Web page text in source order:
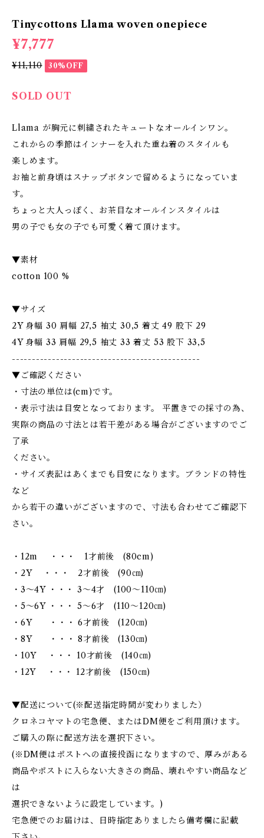
Tinycottons Llama woven onepiece
¥7,777
¥11,110 30%OFF
SOLD OUT
Llama が胸元に刺繍されたキュートなオールインワン。
これからの季節はインナーを入れた重ね着のスタイルも
楽しめます。
お袖と前身頃はスナップボタンで留めるようになっていま
す。
ちょっと大人っぽく、お茶目なオールインスタイルは
男の子でも女の子でも可愛く着て頂けます。
▼素材
cotton 100 %
▼サイズ
2Y 身幅 30 肩幅 27,5 袖丈 30,5 着丈 49 股下 29
4Y 身幅 33 肩幅 29,5 袖丈 33 着丈 53 股下 33,5
-----------------------------------------------
▼ご確認ください
・寸法の単位は(cm)です。
・表示寸法は目安となっております。 平置きでの採寸の為、
実際の商品の寸法とは若干差がある場合がございますのでご
了承
ください。
・サイズ表記はあくまでも目安になります。ブランドの特性
など
から若干の違いがございますので、寸法も合わせてご確認下
さい。
・12m ・・・ 1才前後 (80cm)
・2Y ・・・ 2才前後 (90㎝)
・3～4Y ・・・ 3～4才 (100～110㎝)
・5～6Y ・・・ 5～6才 (110～120㎝)
・6Y ・・・ 6才前後 (120㎝)
・8Y ・・・ 8才前後 (130㎝)
・10Y ・・・ 10才前後 (140㎝)
・12Y ・・・ 12才前後 (150㎝)
▼配送について(※配送指定時間が変わりました）
クロネコヤマトの宅急便、またはDM便をご利用頂けます。
ご購入の際に配送方法を選択下さい。
(※DM便はポストへの直接投函になりますので、厚みがある
商品やポストに入らない大きさの商品、壊れやすい商品など
は
選択できないように設定しています。)
宅急便でのお届けは、日時指定ありましたら備考欄に記載